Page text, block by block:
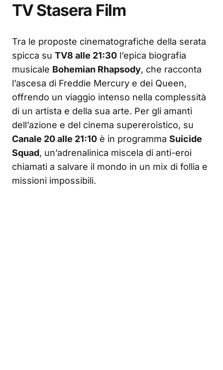
TV Stasera Film
Tra le proposte cinematografiche della serata
spicca su TV8 alle 21:30 l’epica biografia
musicale Bohemian Rhapsody, che racconta
l’ascesa di Freddie Mercury e dei Queen,
offrendo un viaggio intenso nella complessità
di un artista e della sua arte. Per gli amanti
dell’azione e del cinema supereroistico, su
Canale 20 alle 21:10 è in programma Suicide
Squad, un’adrenalinica miscela di anti-eroi
chiamati a salvare il mondo in un mix di follia e
missioni impossibili.